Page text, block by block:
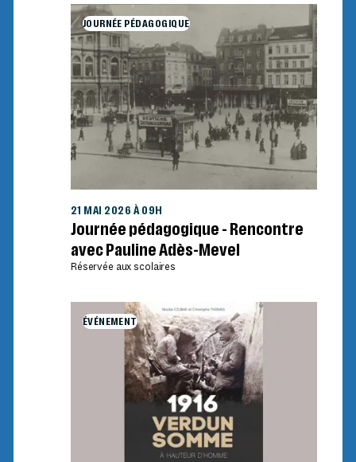
JOURNÉE PÉDAGOGIQUE
21 MAI 2026 À 09H
Journée pédagogique - Rencontre
avec Pauline Adès-Mevel
Réservée aux scolaires
ÉVÉNEMENT